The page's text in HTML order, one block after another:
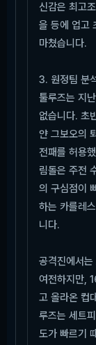
신감은 최고
을 등에 업고
마쳤습니다.
3. 원정팀 분
툴루즈는 지
없습니다. 초
얀 그보오의
전패를 허용
림돌은 주전
의 구심점이
하는 카를레
니다.
공격진에서는
여전하지만,
고 올라온 컵
루즈는 세트
도가 빠르기